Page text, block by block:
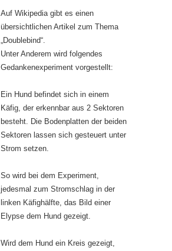
Auf Wikipedia gibt es einen
übersichtlichen Artikel zum Thema
„Doublebind“.
Unter Anderem wird folgendes
Gedankenexperiment vorgestellt:
Ein Hund befindet sich in einem
Käfig, der erkennbar aus 2 Sektoren
besteht. Die Bodenplatten der beiden
Sektoren lassen sich gesteuert unter
Strom setzen.
So wird bei dem Experiment,
jedesmal zum Stromschlag in der
linken Käfighälfte, das Bild einer
Elypse dem Hund gezeigt.
Wird dem Hund ein Kreis gezeigt,